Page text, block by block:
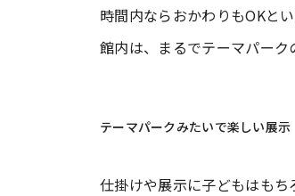
時間内ならおかわりもOKと
館内は、まるでテーマパーク
テーマパークみたいで楽しい展示
仕掛けや展示に子どもはも